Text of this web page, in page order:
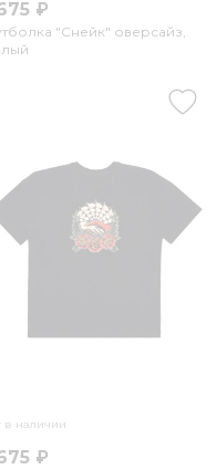
₽
"Снейк" оверсайз,
в наличии
₽